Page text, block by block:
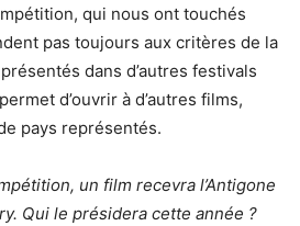
qui nous ont touchés
pas toujours aux critères de la
dans d’autres festivals
d’ouvrir à d’autres films,
pays représentés.
un film recevra l’Antigone
Qui le présidera cette année ?